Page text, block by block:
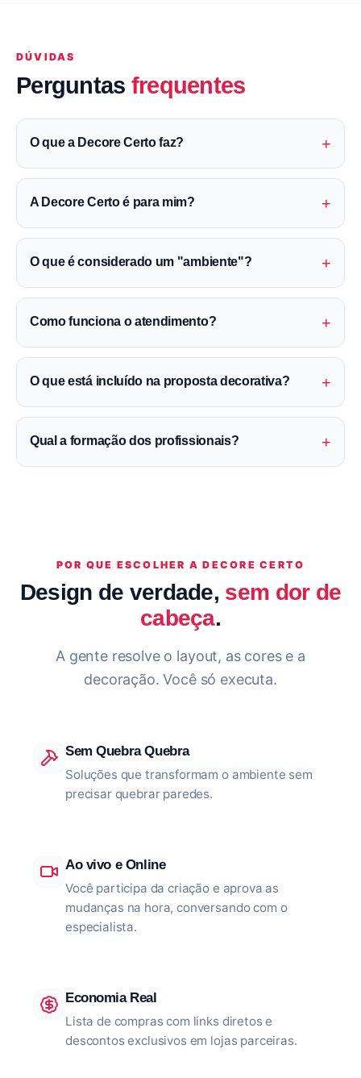
DÚVIDAS
Perguntas frequentes
O que a Decore Certo faz? +
A Decore Certo é para mim? +
O que é considerado um "ambiente"? +
Como funciona o atendimento? +
O que está incluído na proposta decorativa? +
Qual a formação dos profissionais? +
POR QUE ESCOLHER A DECORE CERTO
Design de verdade, sem dor de
cabeça.
A gente resolve o layout, as cores e a
decoração. Você só executa.
Sem Quebra Quebra
Soluções que transformam o ambiente sem
precisar quebrar paredes.
Ao vivo e Online
Você participa da criação e aprova as
mudanças na hora, conversando com o
especialista.
Economia Real
Lista de compras com links diretos e
descontos exclusivos em lojas parceiras.